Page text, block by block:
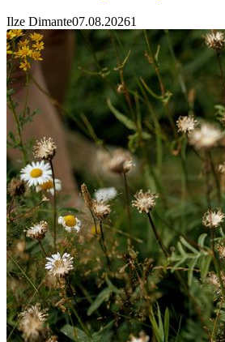
Ilze Dimante07.08.20261